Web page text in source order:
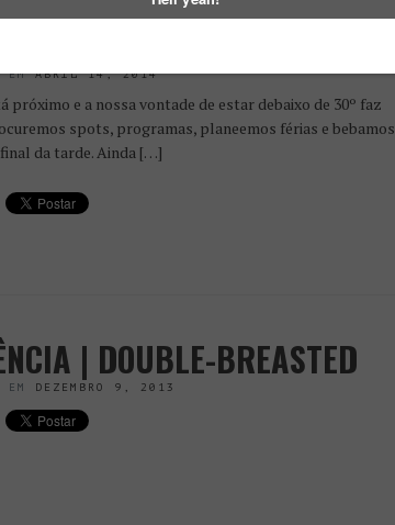
EMABRIL 14, 2014
próximo e a nossa vontade de estar debaixo de 30º faz
spots, programas, planeemos férias e bebamos
da tarde. Ainda […]
| DOUBLE-BREASTED
EM DEZEMBRO 9, 2013